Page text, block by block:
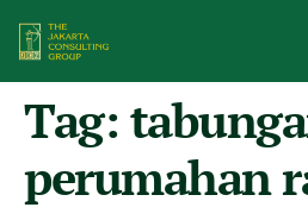
Tag:
perumahan